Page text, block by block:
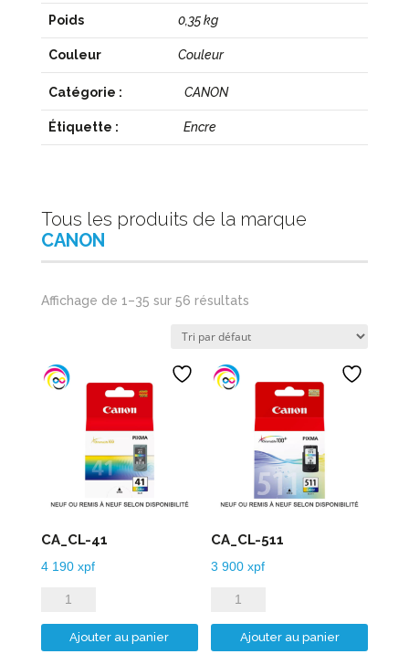
Poids 0,35 kg
Couleur Couleur
Catégorie : CANON
Étiquette : Encre
Tous les produits de la marque
CANON
Affichage de 1–35 sur 56 résultats
CA_CL-41
4 190 xpf
quantité
de
CA_CL-
Ajouter au panier
CA_CL-511
3 900xpf
quantité
de
CA_CL-
Ajouter au panier